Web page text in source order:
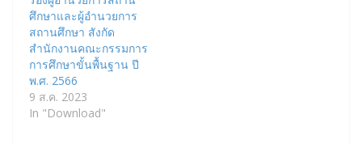
ศึกษาและผู้อำนวยการ
สถานศึกษา สังกัด
สำนักงานคณะกรรมการ
การศึกษาขั้นพื้นฐาน ปี
พ.ศ. 2566
9 ส.ค. 2023
In "Download"